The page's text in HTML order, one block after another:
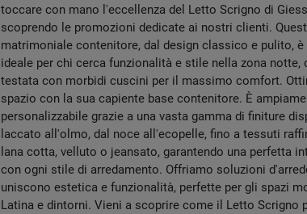
toccare con mano l'eccellenza del Letto Scrigno di
scoprendo le promozioni dedicate ai nostri clienti.
matrimoniale contenitore, dal design classico e pulito,
ideale per chi cerca funzionalità e stile nella zona notte,
testata con morbidi cuscini per il massimo comfort.
spazio con la sua capiente base contenitore. È
personalizzabile grazie a una vasta gamma di finiture
laccato all'olmo, dal noce all'ecopelle, fino a tessuti
lana cotta, velluto o jeansato, garantendo una perfetta
con ogni stile di arredamento. Offriamo soluzioni
uniscono estetica e funzionalità, perfette per gli spazi
Latina e dintorni. Vieni a scoprire come il Letto Scrigno